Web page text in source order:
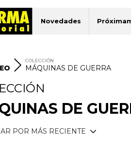
Novedades
COLECCIÓN
MÁQUINAS DE GUERRA
DE
POR MÁS RECIENTE